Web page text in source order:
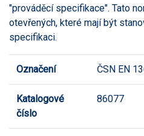
"prováděcí specifikace". Tato
otevřených, které mají být
specifikaci.
Označení ČSN EN
Katalogové
číslo
86077